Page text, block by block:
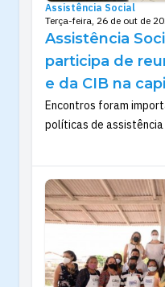
Assistência Social
Terça-feira, 26 de out de
Assistência
participa de
e da CIB na
Encontros foram
políticas de